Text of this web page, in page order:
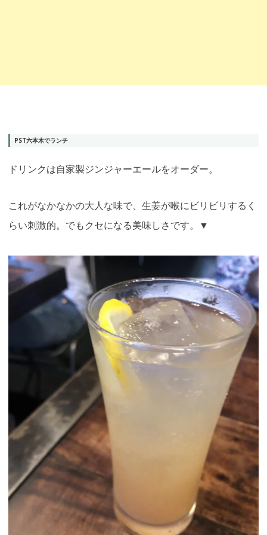
PST六本木でランチ
ドリンクは自家製ジンジャーエールをオーダー。
これがなかなかの大人な味で、生姜が喉にビリビリするく
らい刺激的。でもクセになる美味しさです。▼